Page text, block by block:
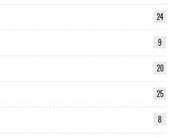
24
9
20
25
8